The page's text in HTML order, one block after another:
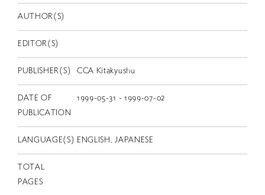
AUTHOR(S)
EDITOR(S)
PUBLISHER(S) CCA Kitakyushu
DATE OF
PUBLICATION
1999-05-31 - 1999-07-02
LANGUAGE(S) ENGLISH, JAPANESE
TOTAL
PAGES